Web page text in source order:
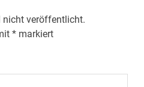
nicht veröffentlicht.
* markiert